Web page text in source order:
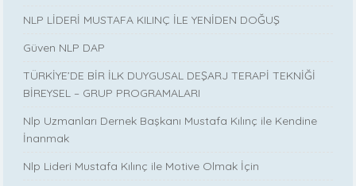
NLP LİDERİ MUSTAFA KILINÇ İLE YENİDEN DOĞUŞ
Güven NLP DAP
TÜRKİYE’DE BİR İLK DUYGUSAL DEŞARJ TERAPİ TEKNİĞİ
BİREYSEL – GRUP PROGRAMALARI
Nlp Uzmanları Dernek Başkanı Mustafa Kılınç ile Kendine
İnanmak
Nlp Lideri Mustafa Kılınç ile Motive Olmak İçin